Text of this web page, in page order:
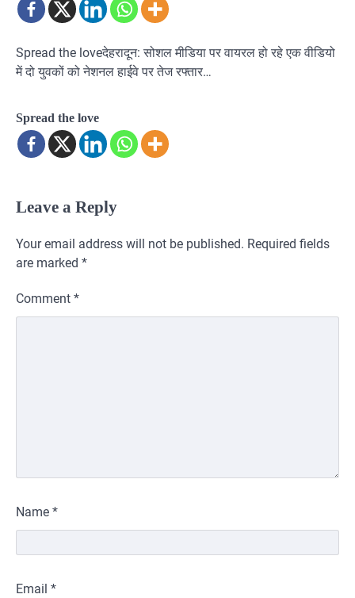
Spread the loveदेहरादून: सोशल मीडिया पर वायरल हो रहे एक वीडियो
में दो युवकों को नेशनल हाईवे पर तेज रफ्तार…
Spread the love
Leave a Reply
Your email address will not be published. Required fields
are marked *
Comment *
Name *
Email *